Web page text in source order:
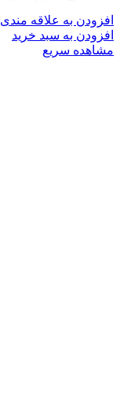
افزودن به علاقه مندی
افزودن به سبد خرید
مشاهده سریع